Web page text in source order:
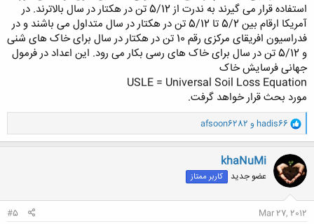
استفاده قرار می گیرند به ندرت از 5/12 تن در هکتار در سال بالاترند. در
آمریکا ارقام بین 5/2 تا 5/12 تن در هکتار در سال متداول می باشند و در
فدراسیون افریقای مرکزی رقم 10 تن در هکتار در سال برای خاک های شنی
و 5/12 تن در سال برای خاک های رسی بکار می رود. این اعداد در فرمول
جهانی فرسایش خاک
USLE = Universal Soil Loss Equation
مورد بحث قرار خواهد گرفت.
و
ا
ک
ن
ش
ه
ا
hadis66 و afsoon6282
khaNuMi
عضو جدید کاربر ممتاز
Mar 27, 2012
#5